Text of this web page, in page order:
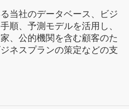
当社のデータベース、ビジ
順、予測モデルを活用し、
、公的機関を含む顧客のた
ネスプランの策定などの支